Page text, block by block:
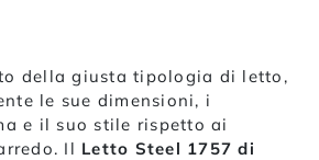
della giusta tipologia di letto,
le sue dimensioni, i
e il suo stile rispetto ai
Il Letto Steel 1757 di